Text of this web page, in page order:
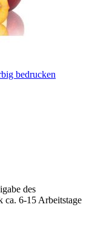
bedrucken
des
ca. 6-15 Arbeitstage